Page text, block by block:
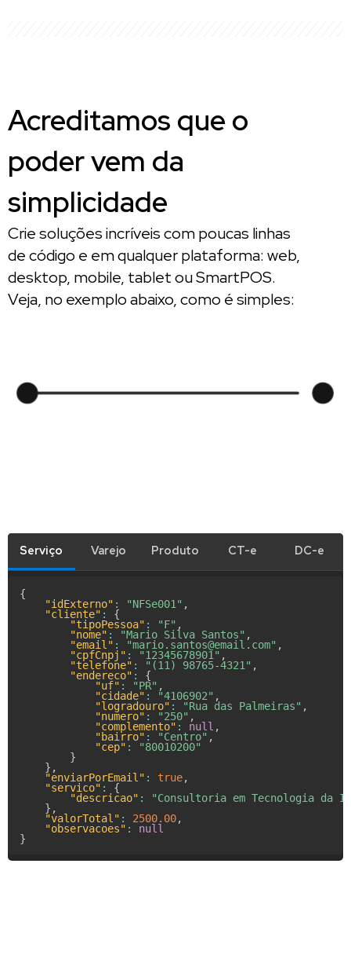
Acreditamos que o
poder vem da
simplicidade
Crie soluções incríveis com poucas linhas
de código e em qualquer plataforma: web,
desktop, mobile, tablet ou SmartPOS.
Veja, no exemplo abaixo, como é simples:
Serviço Varejo Produto CT-e DC-e
{
"idExterno" : "NFSe001" ,
"cliente" :
{
"tipoPessoa" : "F" ,
"nome" : "Mario Silva Santos" ,
"email" : "mario.santos@email.com" ,
"cpfCnpj" : "12345678901" ,
"telefone" : "(11) 98765-4321" ,
"endereco" :
{
"uf" : "PR" ,
"cidade" : "4106902" ,
"logradouro" : "Rua das Palmeiras" ,
"numero" : "250" ,
"complemento" : null ,
"bairro" : "Centro" ,
"cep" :
"80010200"
}
} ,
"enviarPorEmail" : true,
"servico" :
{
"descricao" :
"Consultoria em Tecnologia da
} ,
"valorTotal" : 2500.00,
"observacoes" :
null
}